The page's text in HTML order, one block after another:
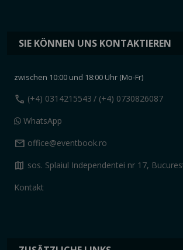
SIE KÖNNEN UNS KONTAKTIEREN
zwischen 10:00 und 18:00 Uhr (Mo-Fr)
call (+4) 0314215543 / (+4) 0730826087
WhatsApp
mail office@eventbook.ro
map sos. Splaiul Independentei nr 17,
Kontakt